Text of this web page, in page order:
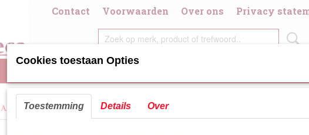
Contact Voorwaarden Over ons Privacy
Asbakken>Asbakverzamelaar rvs 18/8 Art : 899.100
Cookies toestaan Opties
Toestemming Details Over